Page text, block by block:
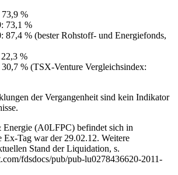
73,9 %
73,1 %
87,4 % (bester Rohstoff- und Energiefonds,
%
% (TSX-Venture Vergleichsindex:
der Vergangenheit sind kein Indikator
(A0LFPC) befindet sich in
Tag war der 29.02.12. Weitere
Stand der Liquidation, s.
fdsdocs/pub/pub-lu0278436620-2011-